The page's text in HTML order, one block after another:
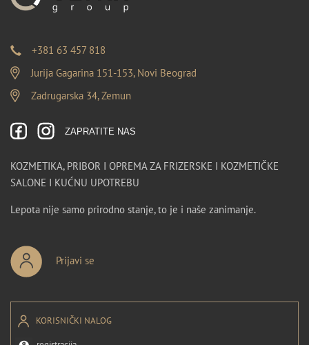
+381 63 457 818
Jurija Gagarina 151-153, Novi Beograd
Zadrugarska 34, Zemun
ZAPRATITE NAS
KOZMETIKA, PRIBOR I OPREMA ZA FRIZERSKE I KOZMETIČKE
SALONE I KUĆNU UPOTREBU
Lepota nije samo prirodno stanje, to je i naše zanimanje.
Prijavi se
KORISNIČKI NALOG